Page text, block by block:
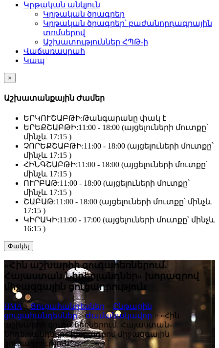
Կրթական անկյուն
Կրթական ծրագրեր
Կրթական ծրագրեր՝ բաժանորդագրային
տոմսերով
Աշխատություններ ՀՊԹ-ի
Վաճառասրահ
Կապ
×
Աշխատանքային Ժամեր
ԵՐԿՈՒՇԱԲԹԻ:Թանգարանը փակ է
ԵՐԵՔՇԱԲԹԻ:11:00 - 18:00 (այցելուների մուտքը՝
մինչև 17:15 )
ՉՈՐԵՔՇԱԲԹԻ:11:00 - 18:00 (այցելուների մուտքը՝
մինչև 17:15 )
ՀԻՆԳՇԱԲԹԻ:11:00 - 18:00 (այցելուների մուտքը՝
մինչև 17:15 )
ՈՒՐԲԱԹ:11:00 - 18:00 (այցելուների մուտքը՝
մինչև 17:15 )
ՇԱԲԱԹ:11:00 - 18:00 (այցելուների մուտքը՝ մինչև
17:15 )
ԿԻՐԱԿԻ:11:00 - 17:00 (այցելուների մուտքը՝ մինչև
16:15 )
Փակել
«Հին աշխարհի զուգահեռներում.
Հայաստան-Նիդերլանդներ» խորագրով
միջազգային ցուցադրություն
HMA>Ցուցահանդեսներ > Ընթացիկ
ցուցահանդեսներ>Ժամանակավոր >«Հին
աշխարհի զուգահեռներում. Հայաստան-
Նիդերլանդներ» խորագրով միջազգային
ցուցադրություն